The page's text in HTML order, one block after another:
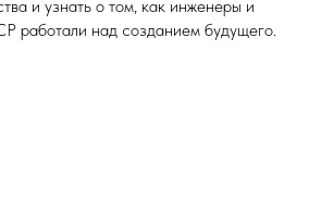
и узнать о том, как инженеры и
работали над созданием будущего.